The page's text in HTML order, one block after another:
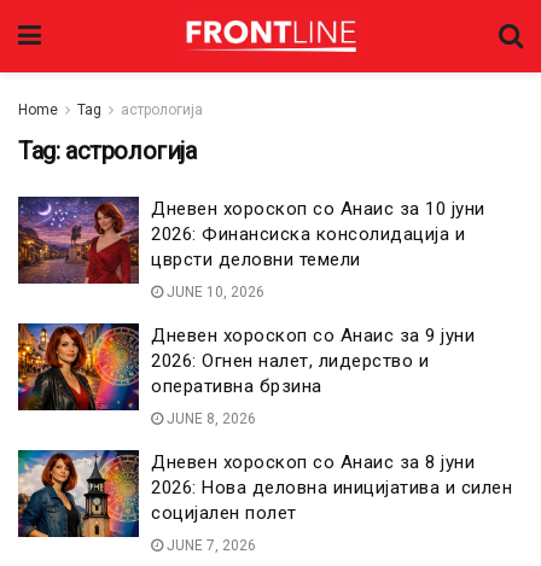
Home Tag астрологија
Tag: астрологија
Дневен хороскоп со Анаис за 10 јуни
2026: Финансиска консолидација и
цврсти деловни темели
JUNE 10, 2026
Дневен хороскоп со Анаис за 9 јуни
2026: Огнен налет, лидерство и
оперативна брзина
JUNE 8, 2026
Дневен хороскоп со Анаис за 8 јуни
2026: Нова деловна иницијатива и силен
социјален полет
JUNE 7, 2026